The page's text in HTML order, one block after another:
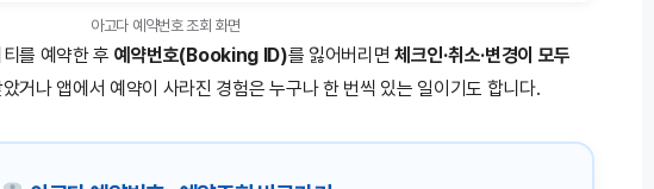
아고다 예약번호 조회 화면
를 예약한 후 예약번호(Booking ID)를 잃어버리면체크인·취소·변경이 모두
거나 앱에서 예약이 사라진 경험은 누구나 한 번씩 있는 일이기도 합니다.